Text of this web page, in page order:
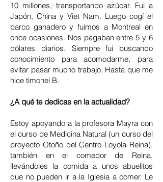
10 millones, transportando azúcar. Fui a
Japón, China y Viet Nam. Luego cogí el
barco ganadero y fuimos a Montreal en
once ocasiones. Nos pagaban entre 5 y 6
dólares diarios. Siempre fui buscando
conocimiento para acomodarme, para
evitar pasar mucho trabajo. Hasta que me
hice timonel B.
¿A qué te dedicas en la actualidad?
Estoy apoyando a la profesora Mayra con
el curso de Medicina Natural (un curso del
proyecto Otoño del Centro Loyola Reina),
también en el comedor de Reina,
llevándoles la comida a unos abuelitos
que no pueden ir a la Iglesia a comer. Le